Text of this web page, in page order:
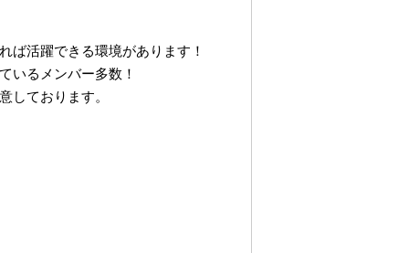
ば活躍できる環境があります！
いるメンバー多数！
しております。